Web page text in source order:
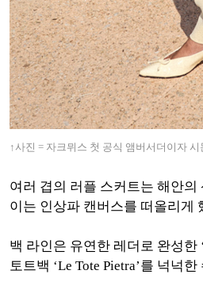
↑ 사진 = 자크뮈스 첫 공식 앰버서더이자 시
여러 겹의 러플 스커트는 해안
이는 인상파 캔버스를 떠올리게
백 라인은 유연한 레더로 완성한
토트백 ‘Le Tote Pietra’를 넉넉